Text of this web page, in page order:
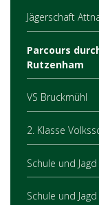
Jägerschaft
Parcours
Rutzenham
VS Bruckmühl
2. Klasse
Schule und
Schule und